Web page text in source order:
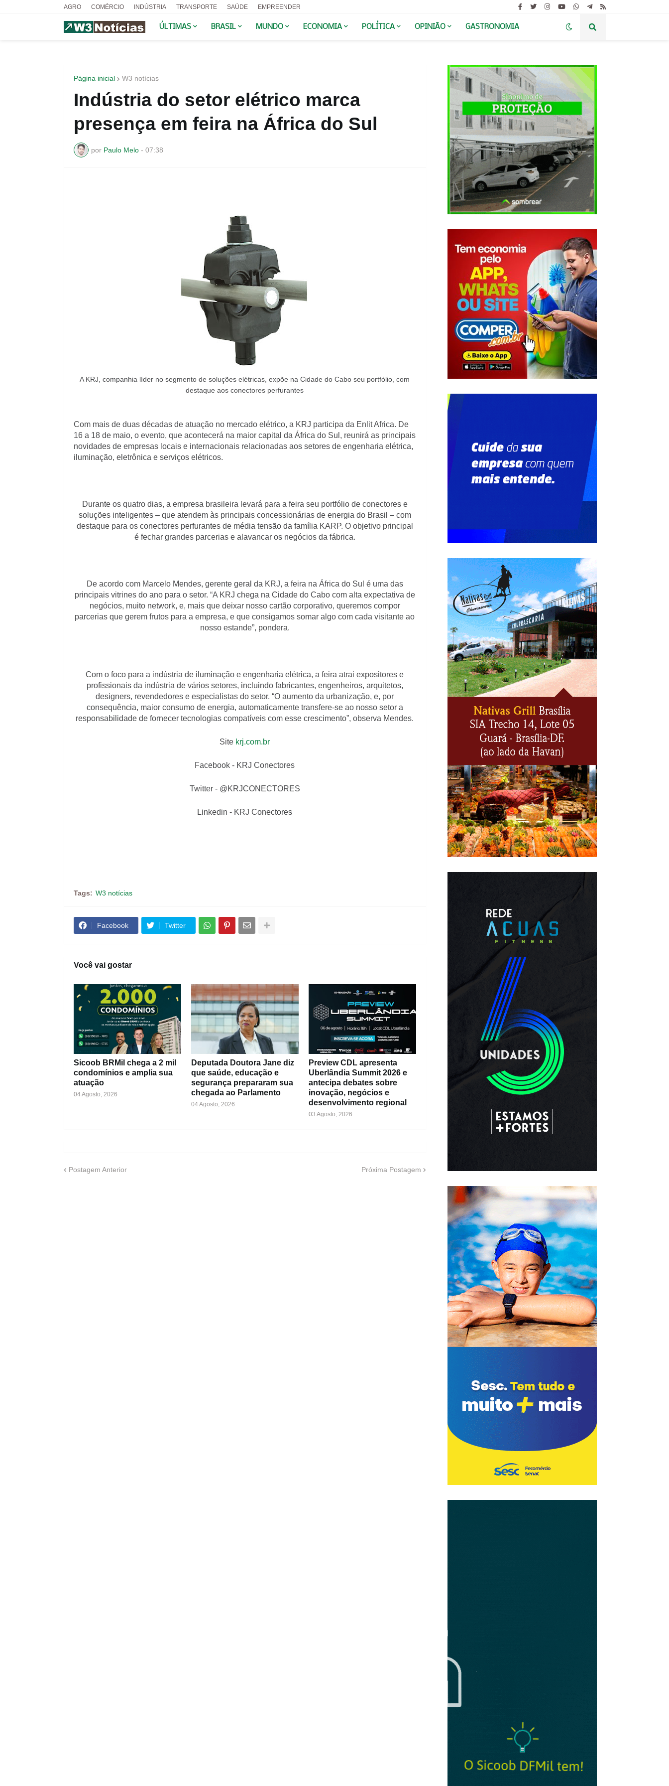
AGRO COMÉRCIO INDÚSTRIA TRANSPORTE SAÚDE EMPREENDER
ÚLTIMAS BRASIL MUNDO ECONOMIA POLÍTICA OPINIÃO GASTRONOMIA
Página inicial W3 notícias
Indústria do setor elétrico marca
presença em feira na África do Sul
por Paulo Melo - 07:38
A KRJ, companhia líder no segmento de soluções elétricas, expõe na Cidade do Cabo seu portfólio, com
destaque aos conectores perfurantes
Com mais de duas décadas de atuação no mercado elétrico, a KRJ participa da Enlit Africa. De
16 a 18 de maio, o evento, que acontecerá na maior capital da África do Sul, reunirá as principais
novidades de empresas locais e internacionais relacionadas aos setores de engenharia elétrica,
iluminação, eletrônica e serviços elétricos.
Durante os quatro dias, a empresa brasileira levará para a feira seu portfólio de conectores e
soluções inteligentes – que atendem às principais concessionárias de energia do Brasil – com
destaque para os conectores perfurantes de média tensão da família KARP. O objetivo principal
é fechar grandes parcerias e alavancar os negócios da fábrica.
De acordo com Marcelo Mendes, gerente geral da KRJ, a feira na África do Sul é uma das
principais vitrines do ano para o setor. “A KRJ chega na Cidade do Cabo com alta expectativa de
negócios, muito network, e, mais que deixar nosso cartão corporativo, queremos compor
parcerias que gerem frutos para a empresa, e que consigamos somar algo com cada visitante ao
nosso estande”, pondera.
Com o foco para a indústria de iluminação e engenharia elétrica, a feira atrai expositores e
profissionais da indústria de vários setores, incluindo fabricantes, engenheiros, arquitetos,
designers, revendedores e especialistas do setor. “O aumento da urbanização, e, por
consequência, maior consumo de energia, automaticamente transfere-se ao nosso setor a
responsabilidade de fornecer tecnologias compatíveis com esse crescimento”, observa Mendes.
Site krj.com.br
Facebook - KRJ Conectores
Twitter - @KRJCONECTORES
Linkedin - KRJ Conectores
Tags: W3 notícias
Facebook Twitter
Você vai gostar
Sicoob BRMil chega a 2 mil
condomínios e amplia sua
atuação
04 Agosto, 2026
Deputada Doutora Jane diz
que saúde, educação e
segurança prepararam sua
chegada ao Parlamento
04 Agosto, 2026
Preview CDL apresenta
Uberlândia Summit 2026 e
antecipa debates sobre
inovação, negócios e
desenvolvimento regional
03 Agosto, 2026
Postagem Anterior Próxima Postagem